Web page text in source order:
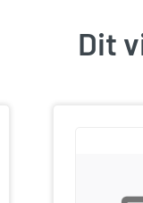
Dit